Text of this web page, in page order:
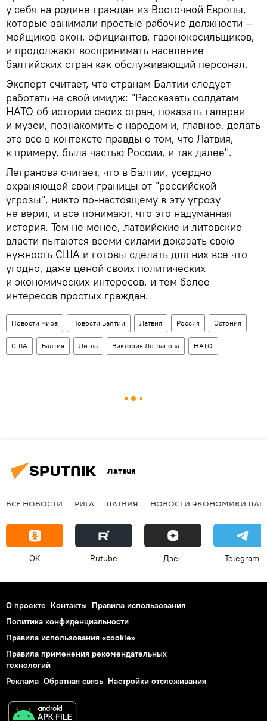
у себя на родине граждан из Восточной Европы,
которые занимали простые рабочие должности —
мойщиков окон, официантов, газонокосильщиков,
и продолжают воспринимать население
балтийских стран как обслуживающий персонал.
Эксперт считает, что странам Балтии следует
работать на свой имидж: "Рассказать солдатам
НАТО об истории своих стран, показать галереи
и музеи, познакомить с народом и, главное, делать
это все в контексте правды о том, что Латвия,
к примеру, была частью России, и так далее".
Легранова считает, что в Балтии, усердно
охраняющей свои границы от "российской
угрозы", никто по-настоящему в эту угрозу
не верит, и все понимают, что это надуманная
история. Тем не менее, латвийские и литовские
власти пытаются всеми силами доказать свою
нужность США и готовы сделать для них все что
угодно, даже ценой своих политических
и экономических интересов, и тем более
интересов простых граждан.
Новости мира Новости Балтии Латвия Россия Эстония
США Балтия Литва Виктория Легранова НАТО
Латвия
ВСЕ НОВОСТИ РИГА ЛАТВИЯ НОВОСТИ ЭКОНОМИКИ
OK Rutube Дзен Telegram
О проекте Контакты Правила использования
Политика конфиденциальности
Правила использования «cookie»
Правила применения рекомендательных
технологий
Реклама Обратная связь Настройки отслеживания